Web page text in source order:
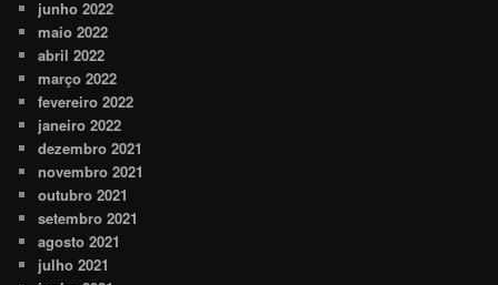
junho 2022
maio 2022
abril 2022
março 2022
fevereiro 2022
janeiro 2022
dezembro 2021
novembro 2021
outubro 2021
setembro 2021
agosto 2021
julho 2021